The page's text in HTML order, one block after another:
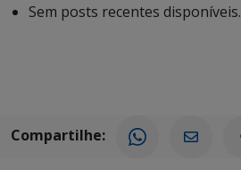
Sem posts recentes disponíveis.
Compartilhe: